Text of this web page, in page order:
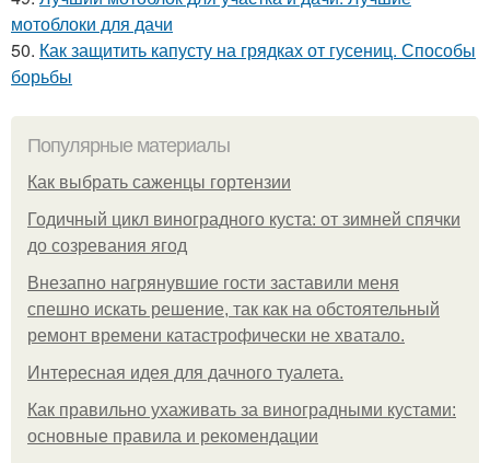
мотоблоки для дачи
50. Как защитить капусту на грядках от гусениц. Способы
борьбы
Популярные материалы
Как выбрать саженцы гортензии
Годичный цикл виноградного куста: от зимней спячки
до созревания ягод
Внезапно нагрянувшие гости заставили меня
спешно искать решение, так как на обстоятельный
ремонт времени катастрофически не хватало.
Интересная идея для дачного туалета.
Как правильно ухаживать за виноградными кустами:
основные правила и рекомендации